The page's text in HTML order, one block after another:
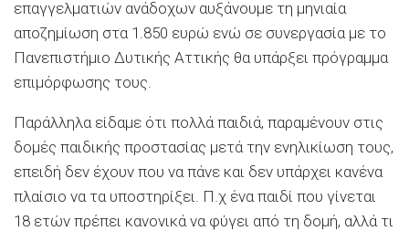
επαγγελματιών ανάδοχων αυξάνουμε τη μηνιαία
αποζημίωση στα 1.850 ευρώ ενώ σε συνεργασία με το
Πανεπιστήμιο Δυτικής Αττικής θα υπάρξει πρόγραμμα
επιμόρφωσης τους.
Παράλληλα είδαμε ότι πολλά παιδιά, παραμένουν στις
δομές παιδικής προστασίας μετά την ενηλικίωση τους,
επειδή δεν έχουν που να πάνε και δεν υπάρχει κανένα
πλαίσιο να τα υποστηρίξει. Π.χ ένα παιδί που γίνεται
18 ετών πρέπει κανονικά να φύγει από τη δομή, αλλά τι